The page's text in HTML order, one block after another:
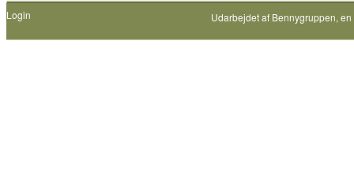
Login Udarbejdet af Bennygruppen,